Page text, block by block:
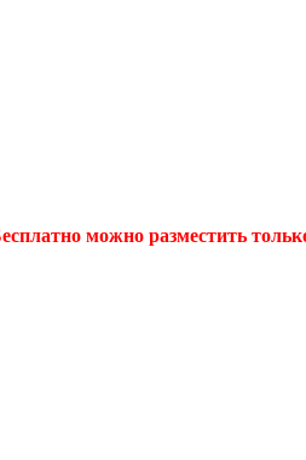
можно разместить